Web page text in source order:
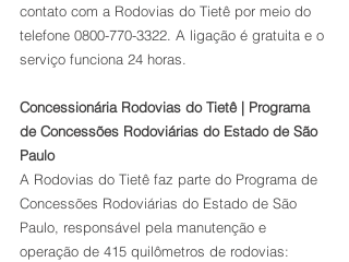
contato com a Rodovias do Tietê por meio do
telefone 0800-770-3322. A ligação é gratuita e o
serviço funciona 24 horas.
Concessionária Rodovias do Tietê | Programa
de Concessões Rodoviárias do Estado de São
Paulo
A Rodovias do Tietê faz parte do Programa de
Concessões Rodoviárias do Estado de São
Paulo, responsável pela manutenção e
operação de 415 quilômetros de rodovias: